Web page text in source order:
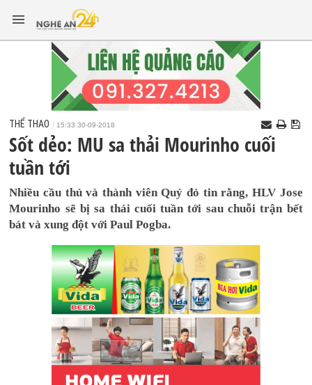
THỂ THAO 15:33 30-09-2018
Sốt dẻo: MU sa thải Mourinho cuối
tuần tới
Nhiều cầu thủ và thành viên Quỷ đỏ tin rằng, HLV Jose
Mourinho sẽ bị sa thải cuối tuần tới sau chuỗi trận bết
bát và xung đột với Paul Pogba.